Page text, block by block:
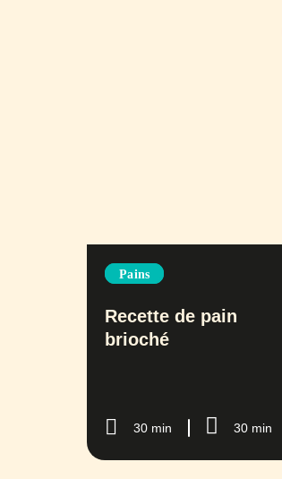
Pains
Recette de pain
brioché
30 min 30 min